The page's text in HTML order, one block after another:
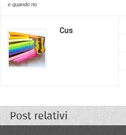
e quando no
Cus
Post relativi